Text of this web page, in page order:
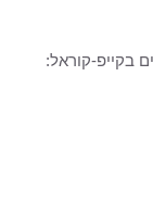
בקייפ-קוראל: